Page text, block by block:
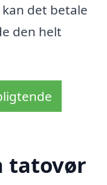
det betale
den helt
tatovør